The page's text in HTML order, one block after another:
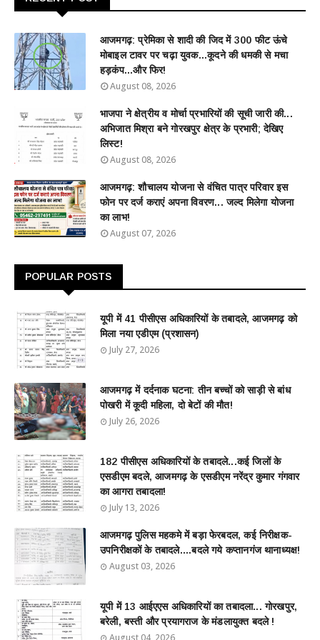
आजमगढ़: प्रेमिका से शादी की जिद में 300 फीट ऊंचे
मोबाइल टावर पर चढ़ा युवक...कूदने की धमकी से मचा
हड़कंप...और फिर!
August 08, 2026
भाजपा ने क्षेत्रीय व मोर्चा प्रभारियों की सूची जारी की...
अभिजात मिश्रा बने गोरखपुर क्षेत्र के प्रभारी; देखिए
लिस्ट!
August 08, 2026
आजमगढ़: शौचालय योजना से वंचित पात्र परिवार इस
फोन पर दर्ज कराएं अपना विवरण... जल्द मिलेगा योजना
का लाभ!
August 07, 2026
POPULAR POSTS
यूपी में 41 पीसीएस अधिकारियों के तबादले, आजमगढ़ को
मिला नया एडीएम (प्रशासन)
July 27, 2026
आजमगढ़ में दर्दनाक घटना: तीन बच्चों को साड़ी से बांध
पोखरी में कूदी महिला, दो बेटों की मौत!
July 26, 2026
182 पीसीएस अधिकारियों के तबादले...कई जिलों के
एसडीएम बदले, आजमगढ़ के एसडीएम नरेंद्र कुमार गंगवार
का आगरा तबादला!
July 13, 2026
आजमगढ़ पुलिस महकमे में बड़ा फेरबदल, कई निरीक्षक-
उपनिरीक्षकों के तबादले....बदले गये कप्तानगंज थानाध्यक्ष!
August 03, 2026
यूपी में 13 आईएएस अधिकारियों का तबादला... गोरखपुर,
बरेली, बस्ती और प्रयागराज के मंडलायुक्त बदले !
August 04, 2026